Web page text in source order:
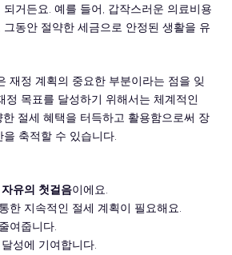
거든요. 예를 들어, 갑작스러운 의료비용
동안 절약한 세금으로 안정된 생활을 유
재정 계획의 중요한 부분이라는 점을 잊
정 목표를 달성하기 위해서는 체계적인
절세 혜택을 터득하고 활용함으로써 장
축적할 수 있습니다.
유의 첫걸음이에요.
한 지속적인 절세 계획이 필요해요.
여줍니다.
성에 기여합니다.